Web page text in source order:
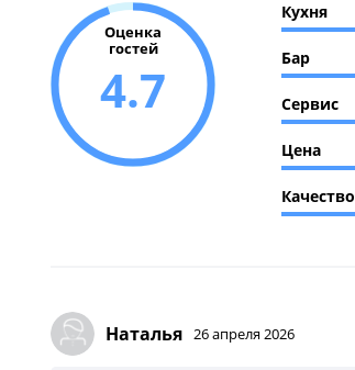
Оценка
гостей
4.7
Кухня
Бар
Сервис
Цена
Качество
Наталья 26 апреля 2026